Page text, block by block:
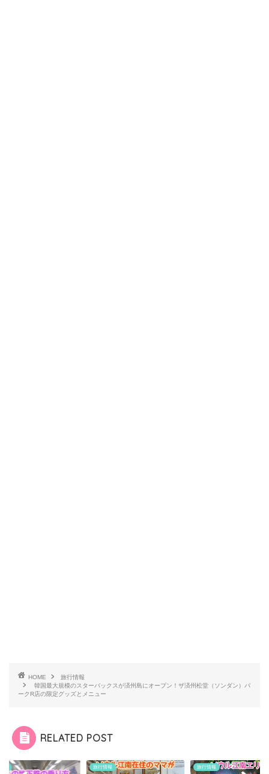
HOME
旅行情報
韓国最大規模のスターバックスが済州島にオープン！ザ済州松堂（ソンダン）パ
ークR店の限定グッズとメニュー
RELATED POST
旅行情報 旅行情報